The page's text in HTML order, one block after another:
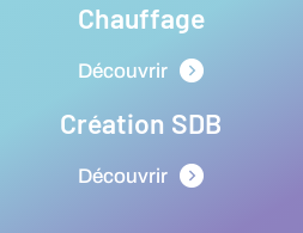
Chauffage
Découvrir
Création SDB
Découvrir